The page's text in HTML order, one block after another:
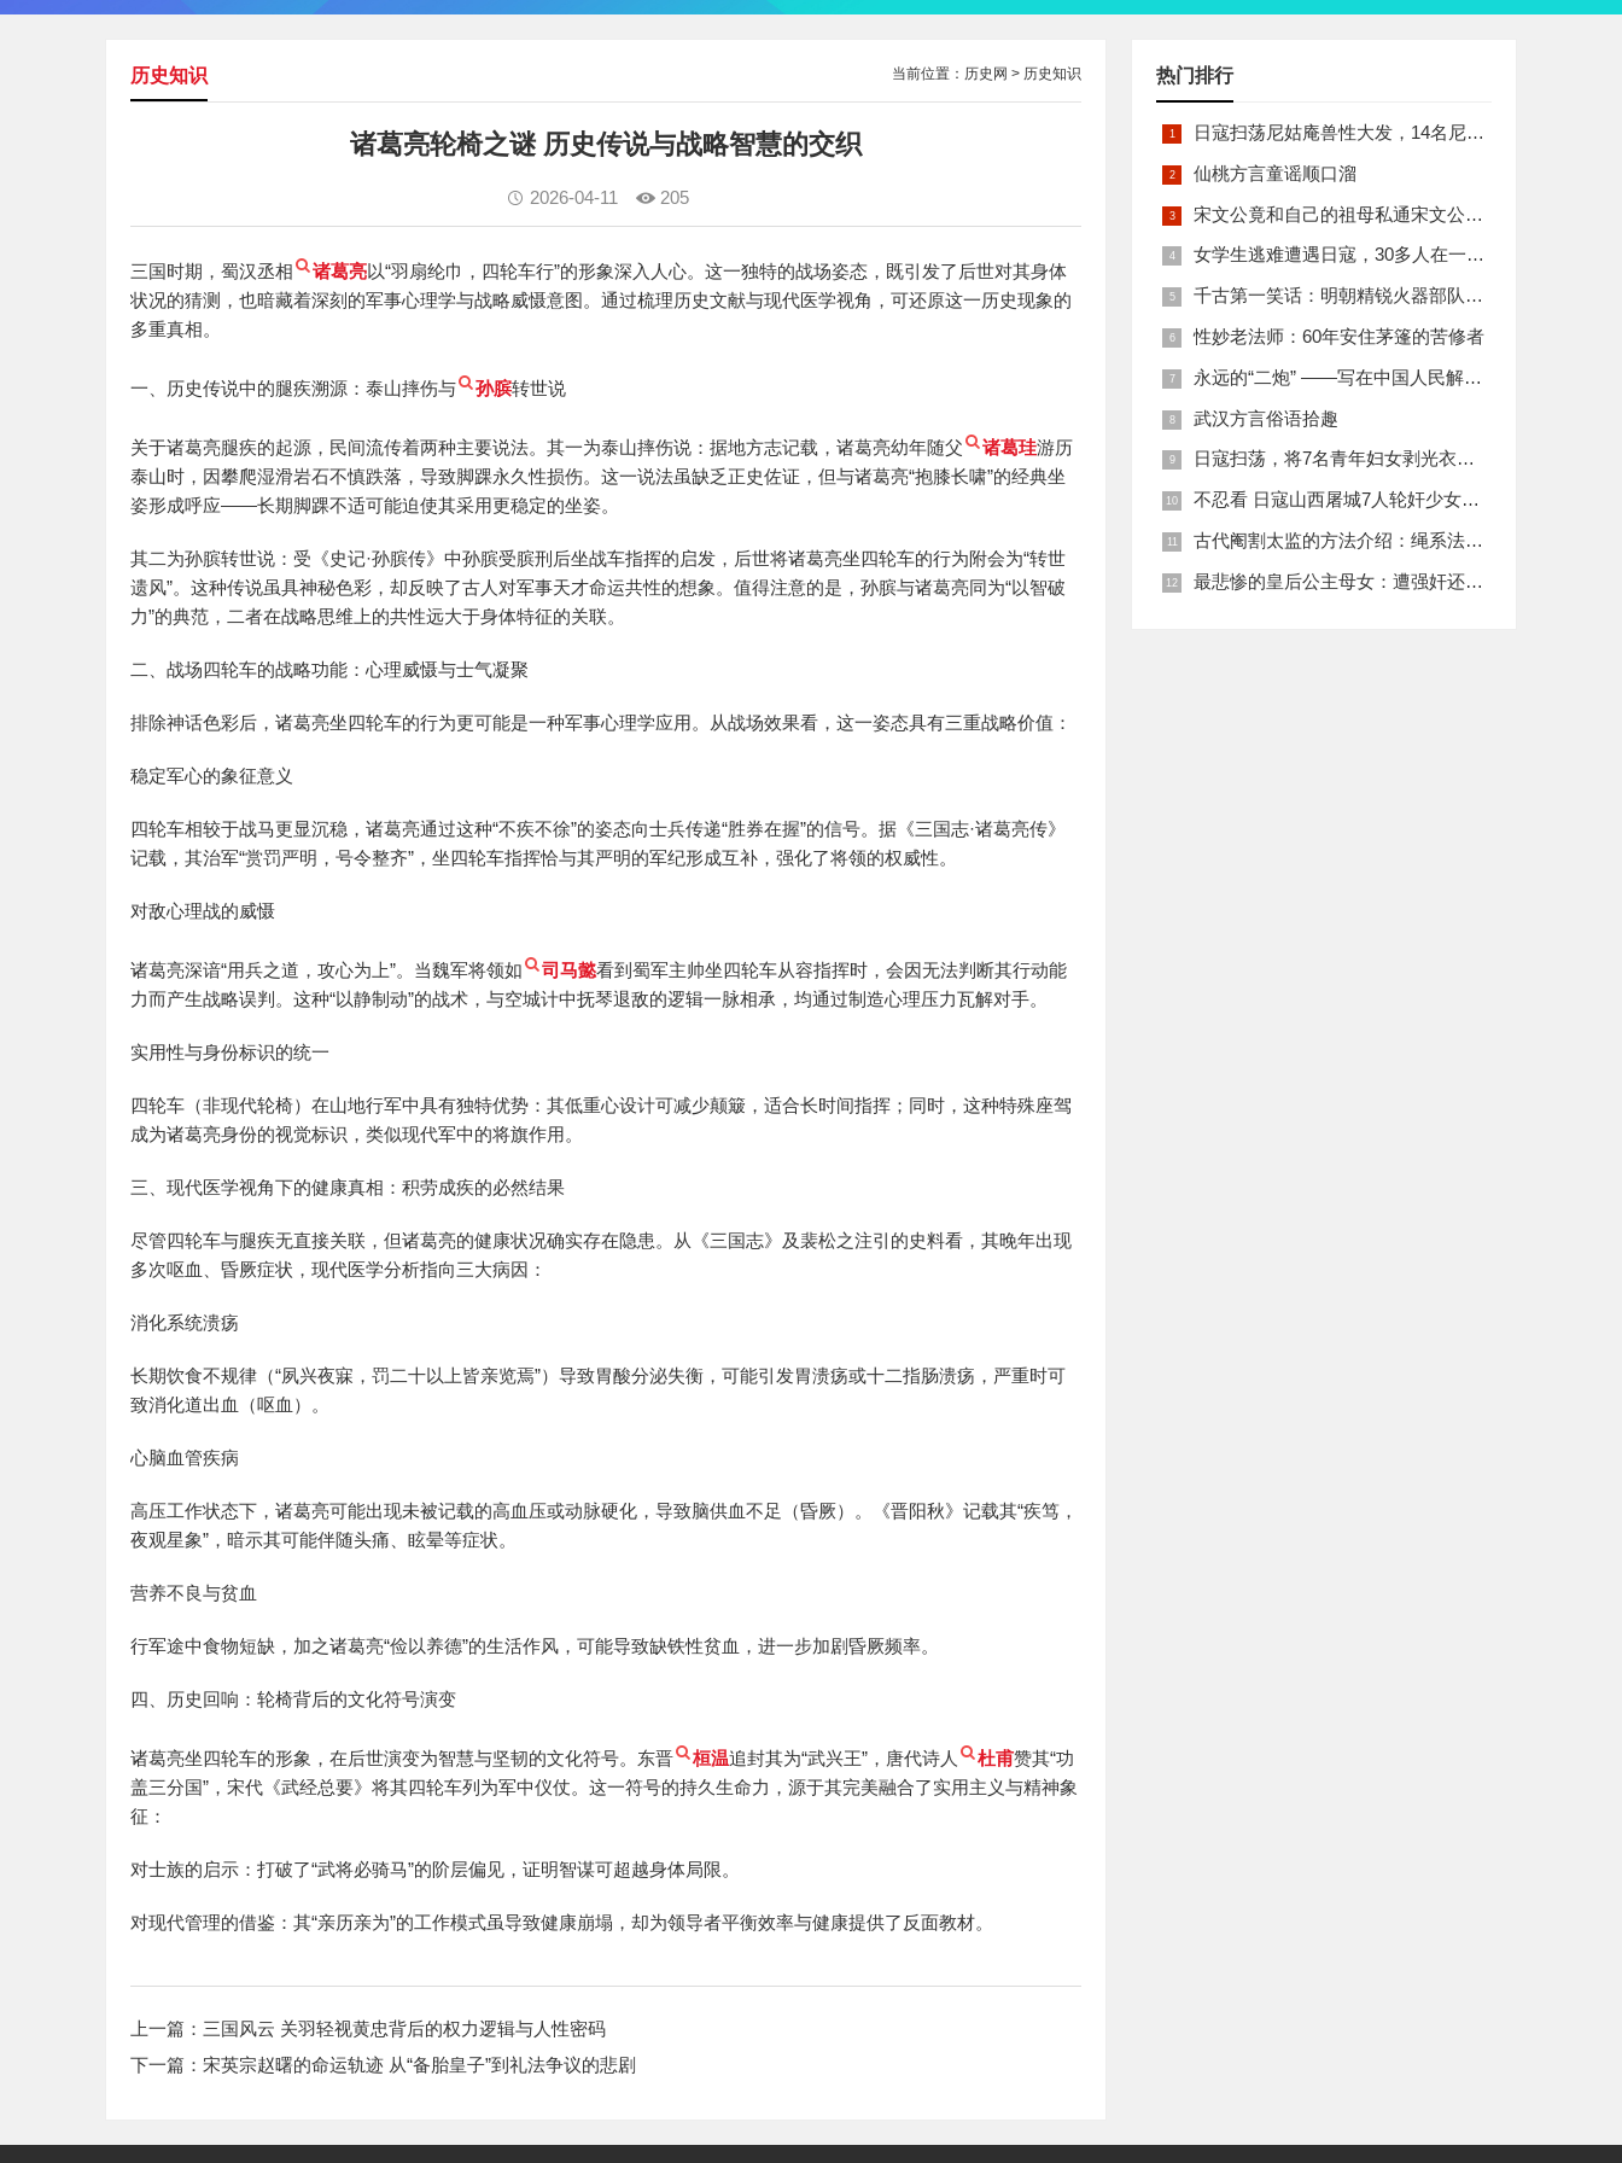
当前位置： 历史网 > 历史知识
历史知识
诸葛亮轮椅之谜 历史传说与战略智慧的交织
2026-04-11 205
三国时期，蜀汉丞相 诸葛亮以“羽扇纶巾，四轮车行”的形象深入人心。这一独特的战场姿态，既引发了后世对其身体
状况的猜测，也暗藏着深刻的军事心理学与战略威慑意图。通过梳理历史文献与现代医学视角，可还原这一历史现象的
多重真相。
一、历史传说中的腿疾溯源：泰山摔伤与 孙膑转世说
关于诸葛亮腿疾的起源，民间流传着两种主要说法。其一为泰山摔伤说：据地方志记载，诸葛亮幼年随父 诸葛珪游历
泰山时，因攀爬湿滑岩石不慎跌落，导致脚踝永久性损伤。这一说法虽缺乏正史佐证，但与诸葛亮“抱膝长啸”的经典坐
姿形成呼应——长期脚踝不适可能迫使其采用更稳定的坐姿。
其二为孙膑转世说：受《史记·孙膑传》中孙膑受膑刑后坐战车指挥的启发，后世将诸葛亮坐四轮车的行为附会为“转世
遗风”。这种传说虽具神秘色彩，却反映了古人对军事天才命运共性的想象。值得注意的是，孙膑与诸葛亮同为“以智破
力”的典范，二者在战略思维上的共性远大于身体特征的关联。
二、战场四轮车的战略功能：心理威慑与士气凝聚
排除神话色彩后，诸葛亮坐四轮车的行为更可能是一种军事心理学应用。从战场效果看，这一姿态具有三重战略价值：
稳定军心的象征意义
四轮车相较于战马更显沉稳，诸葛亮通过这种“不疾不徐”的姿态向士兵传递“胜券在握”的信号。据《三国志·诸葛亮传》
记载，其治军“赏罚严明，号令整齐”，坐四轮车指挥恰与其严明的军纪形成互补，强化了将领的权威性。
对敌心理战的威慑
诸葛亮深谙“用兵之道，攻心为上”。当魏军将领如 司马懿看到蜀军主帅坐四轮车从容指挥时，会因无法判断其行动能
力而产生战略误判。这种“以静制动”的战术，与空城计中抚琴退敌的逻辑一脉相承，均通过制造心理压力瓦解对手。
实用性与身份标识的统一
四轮车（非现代轮椅）在山地行军中具有独特优势：其低重心设计可减少颠簸，适合长时间指挥；同时，这种特殊座驾
成为诸葛亮身份的视觉标识，类似现代军中的将旗作用。
三、现代医学视角下的健康真相：积劳成疾的必然结果
尽管四轮车与腿疾无直接关联，但诸葛亮的健康状况确实存在隐患。从《三国志》及裴松之注引的史料看，其晚年出现
多次呕血、昏厥症状，现代医学分析指向三大病因：
消化系统溃疡
长期饮食不规律（“夙兴夜寐，罚二十以上皆亲览焉”）导致胃酸分泌失衡，可能引发胃溃疡或十二指肠溃疡，严重时可
致消化道出血（呕血）。
心脑血管疾病
高压工作状态下，诸葛亮可能出现未被记载的高血压或动脉硬化，导致脑供血不足（昏厥）。《晋阳秋》记载其“疾笃，
夜观星象”，暗示其可能伴随头痛、眩晕等症状。
营养不良与贫血
行军途中食物短缺，加之诸葛亮“俭以养德”的生活作风，可能导致缺铁性贫血，进一步加剧昏厥频率。
四、历史回响：轮椅背后的文化符号演变
诸葛亮坐四轮车的形象，在后世演变为智慧与坚韧的文化符号。东晋 桓温追封其为“武兴王”，唐代诗人 杜甫赞其“功
盖三分国”，宋代《武经总要》将其四轮车列为军中仪仗。这一符号的持久生命力，源于其完美融合了实用主义与精神象
征：
对士族的启示：打破了“武将必骑马”的阶层偏见，证明智谋可超越身体局限。
对现代管理的借鉴：其“亲历亲为”的工作模式虽导致健康崩塌，却为领导者平衡效率与健康提供了反面教材。
上一篇： 三国风云 关羽轻视黄忠背后的权力逻辑与人性密码
下一篇： 宋英宗赵曙的命运轨迹 从“备胎皇子”到礼法争议的悲剧
热门排行
日寇扫荡尼姑庵兽性大发，14名尼姑遭玷污后集体自焚
仙桃方言童谣顺口溜
宋文公竟和自己的祖母私通宋文公是如何死的
女学生逃难遭遇日寇，30多人在一所小校里被集体奸淫
千古第一笑话：明朝精锐火器部队亡于一只'鸡'
性妙老法师：60年安住茅篷的苦修者
永远的“二炮” ——写在中国人民解放军火箭军组建之际
武汉方言俗语拾趣
日寇扫荡，将7名青年妇女剥光衣裤在庙前糟蹋
不忍看 日寇山西屠城7人轮奸少女后揪双腿活活分尸
古代阉割太监的方法介绍：绳系法与揉捏法
最悲惨的皇后公主母女：遭强奸还被卖为奴